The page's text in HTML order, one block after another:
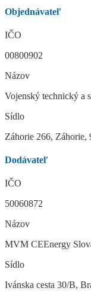
Objednávateľ
IČO
00800902
Názov
Vojenský technický a
Sídlo
Záhorie 266, Záhorie,
Dodávateľ
IČO
50060872
Názov
MVM CEEnergy
Sídlo
Ivánska cesta 30/B,